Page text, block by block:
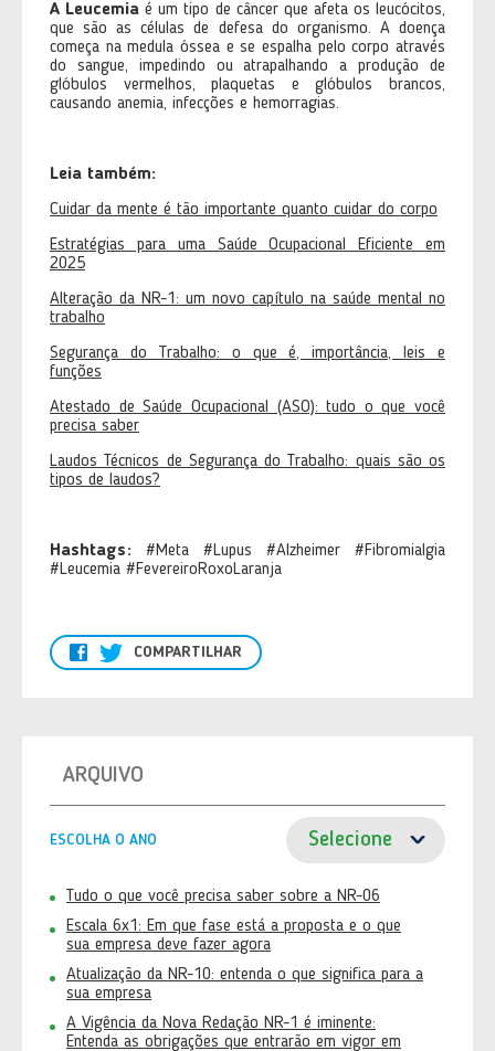
A Leucemia é um tipo de câncer que afeta os leucócitos,
que são as células de defesa do organismo. A doença
começa na medula óssea e se espalha pelo corpo através
do sangue, impedindo ou atrapalhando a produção de
glóbulos vermelhos, plaquetas e glóbulos brancos,
causando anemia, infecções e hemorragias.
Leia também:
Cuidar da mente é tão importante quanto cuidar do corpo
Estratégias para uma Saúde Ocupacional Eficiente em
2025
Alteração da NR-1: um novo capítulo na saúde mental no
trabalho
Segurança do Trabalho: o que é, importância, leis e
funções
Atestado de Saúde Ocupacional (ASO): tudo o que você
precisa saber
Laudos Técnicos de Segurança do Trabalho: quais são os
tipos de laudos?
Hashtags: #Meta #Lupus #Alzheimer #Fibromialgia
#Leucemia #FevereiroRoxoLaranja
COMPARTILHAR
ARQUIVO
ESCOLHA O ANO
Tudo o que você precisa saber sobre a NR-06
Escala 6x1: Em que fase está a proposta e o que
sua empresa deve fazer agora
Atualização da NR-10: entenda o que significa para a
sua empresa
A Vigência da Nova Redação NR-1 é iminente:
Entenda as obrigações que entrarão em vigor em